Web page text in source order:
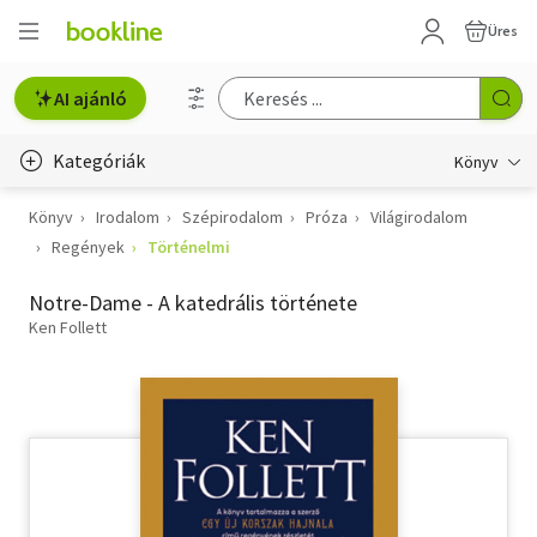
Üres
AI ajánló
Kategóriák Könyv
Életmód, egészség
Gyermek- és ifjúsági
Hobbi, szabadidő
Könyv Irodalom Szépirodalom Próza
Világirodalom
Regények
Történelmi
Notre-Dame - A katedrális története
Ken Follett